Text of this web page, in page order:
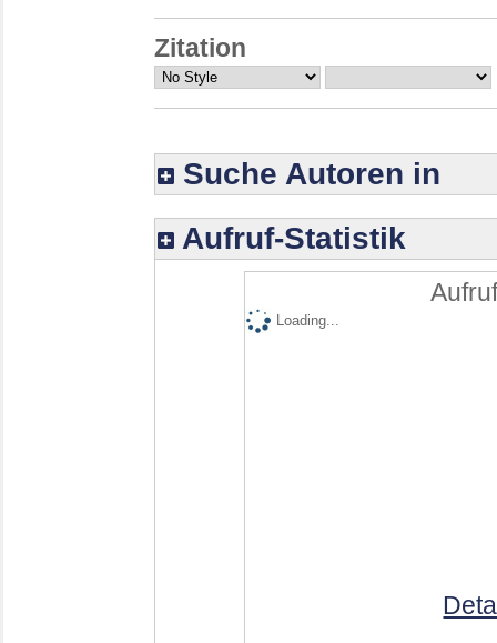
Zitation
Suche Autoren in
Aufruf-Statistik
Loading...